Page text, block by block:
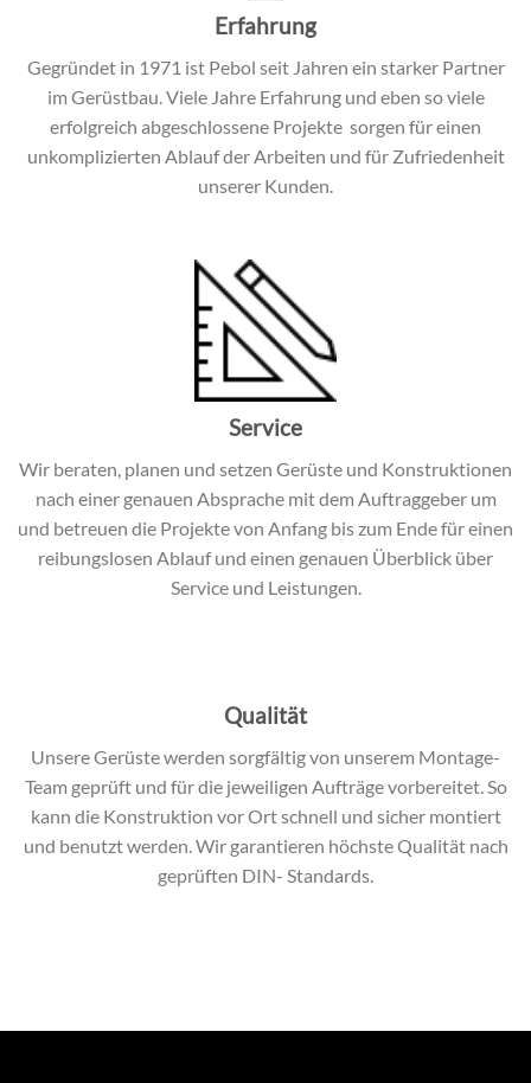
Erfahrung
Gegründet in 1971 ist Pebol seit Jahren ein starker Partner
im Gerüstbau. Viele Jahre Erfahrung und eben so viele
erfolgreich abgeschlossene Projekte sorgen für einen
unkomplizierten Ablauf der Arbeiten und für Zufriedenheit
unserer Kunden.
Service
Wir beraten, planen und setzen Gerüste und Konstruktionen
nach einer genauen Absprache mit dem Auftraggeber um
und betreuen die Projekte von Anfang bis zum Ende für einen
reibungslosen Ablauf und einen genauen Überblick über
Service und Leistungen.
Qualität
Unsere Gerüste werden sorgfältig von unserem Montage-
Team geprüft und für die jeweiligen Aufträge vorbereitet. So
kann die Konstruktion vor Ort schnell und sicher montiert
und benutzt werden. Wir garantieren höchste Qualität nach
geprüften DIN- Standards.